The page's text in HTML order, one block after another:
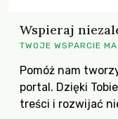
Wspieraj
TWOJE WSPARCIE
Pomóż nam
portal. Dzięki
treści i rozwijać